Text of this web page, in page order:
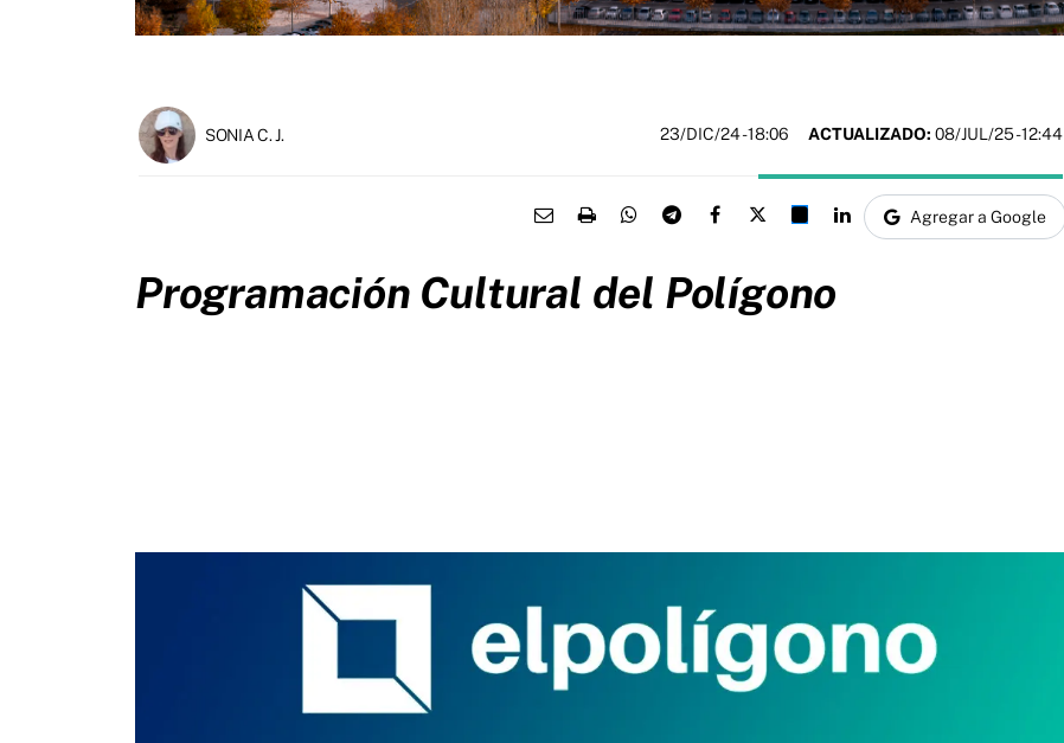
SONIA C. J. 23/DIC/24- 18:06 ACTUALIZADO: 08/JUL/25 - 12:44
Agregar a Google
Programación Cultural del Polígono